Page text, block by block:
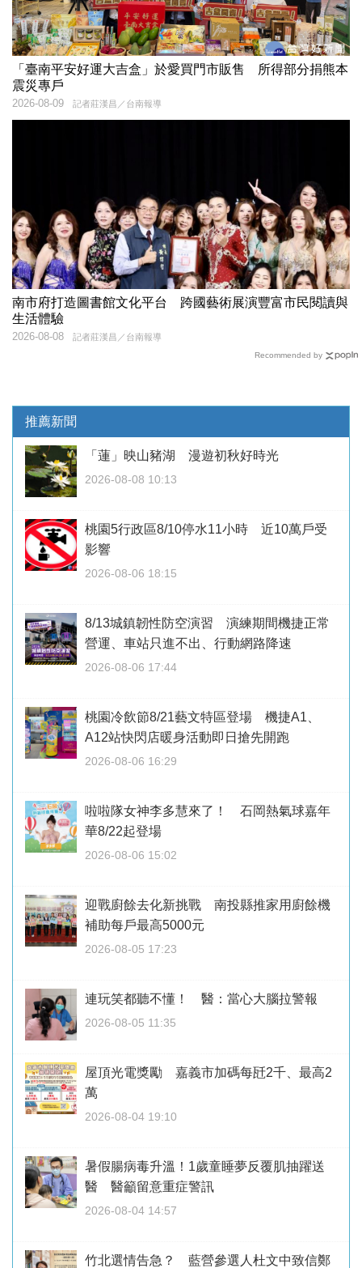
「臺南平安好運大吉盒」於愛買門市販售 所得部分捐熊本
震災專戶
記者莊漢昌／台南報導
2026-08-09
南市府打造圖書館文化平台 跨國藝術展演豐富市民閱讀與
生活體驗
記者莊漢昌／台南報導
2026-08-08
Recommended by
推薦新聞
「蓮」映山豬湖 漫遊初秋好時光
2026-08-08 10:13
桃園5行政區8/10停水11小時 近10萬戶受
影響
2026-08-06 18:15
8/13城鎮韌性防空演習 演練期間機捷正常
營運、車站只進不出、行動網路降速
2026-08-06 17:44
桃園冷飲節8/21藝文特區登場 機捷A1、
A12站快閃店暖身活動即日搶先開跑
2026-08-06 16:29
啦啦隊女神李多慧來了！ 石岡熱氣球嘉年
華8/22起登場
2026-08-06 15:02
迎戰廚餘去化新挑戰 南投縣推家用廚餘機
補助每戶最高5000元
2026-08-05 17:23
連玩笑都聽不懂！ 醫：當心大腦拉警報
2026-08-05 11:35
屋頂光電獎勵 嘉義市加碼每瓩2千、最高2
萬
2026-08-04 19:10
暑假腸病毒升溫！1歲童睡夢反覆肌抽躍送
醫 醫籲留意重症警訊
2026-08-04 14:57
竹北選情告急？ 藍營參選人杜文中致信鄭